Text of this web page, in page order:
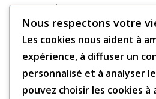
vous aimez.
Arguments efficaces
Pour bien négocier,
et les services que vous
argumentsutiles :
Nous respectons votre
Les cookies nous aident à
expérience, à diffuser un
personnalisé et à analyser
pouvez choisir les cookies